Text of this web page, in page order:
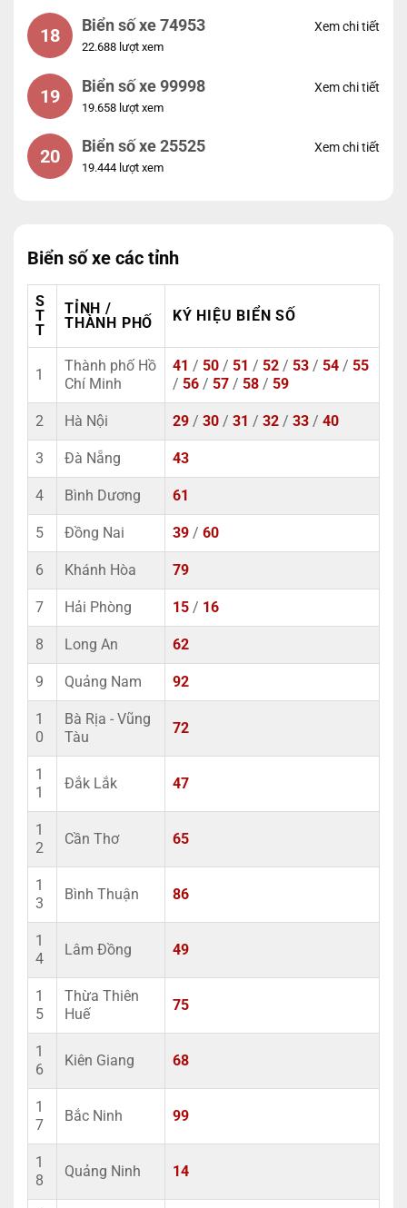
18 Biển số xe 74953
22.688 lượt xem
Xem chi tiết
19 Biển số xe 99998
19.658 lượt xem
Xem chi tiết
20 Biển số xe 25525
19.444 lượt xem
Xem chi tiết
Biển số xe các tỉnh
S
T
T
TỈNH /
THÀNH PHỐ
KÝ HIỆU BIỂN SỐ
1
Thành phố Hồ
Chí Minh
41 / 50 / 51 / 52 / 53 / 54 / 55
/ 56 / 57 / 58 / 59
2 Hà Nội 29 / 30 / 31 / 32 / 33 / 40
3 Đà Nẵng 43
4 Bình Dương 61
5 Đồng Nai 39 / 60
6 Khánh Hòa 79
7 Hải Phòng 15 / 16
8 Long An 62
9 Quảng Nam 92
1
0
Bà Rịa - Vũng
Tàu
72
1
1
Đắk Lắk 47
1
2
Cần Thơ 65
1
3
Bình Thuận 86
1
4
Lâm Đồng 49
1
5
Thừa Thiên
Huế
75
1
6
Kiên Giang 68
1
7
Bắc Ninh 99
1
8
Quảng Ninh 14